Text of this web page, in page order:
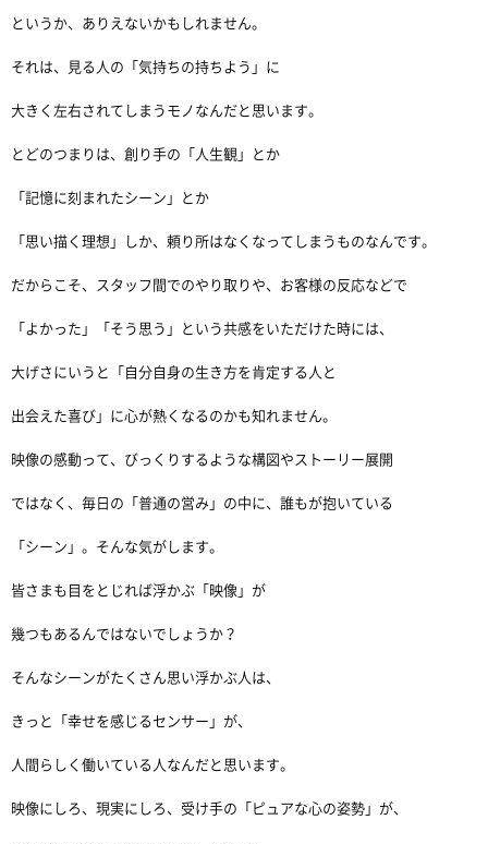
というか、ありえないかもしれません。
それは、見る人の「気持ちの持ちよう」に
大きく左右されてしまうモノなんだと思います。
とどのつまりは、創り手の「人生観」とか
「記憶に刻まれたシーン」とか
「思い描く理想」しか、頼り所はなくなってしまうものなんです。
だからこそ、スタッフ間でのやり取りや、お客様の反応などで
「よかった」「そう思う」という共感をいただけた時には、
大げさにいうと「自分自身の生き方を肯定する人と
出会えた喜び」に心が熱くなるのかも知れません。
映像の感動って、びっくりするような構図やストーリー展開
ではなく、毎日の「普通の営み」の中に、誰もが抱いている
「シーン」。そんな気がします。
皆さまも目をとじれば浮かぶ「映像」が
幾つもあるんではないでしょうか？
そんなシーンがたくさん思い浮かぶ人は、
きっと「幸せを感じるセンサー」が、
人間らしく働いている人なんだと思います。
映像にしろ、現実にしろ、受け手の「ピュアな心の姿勢」が、